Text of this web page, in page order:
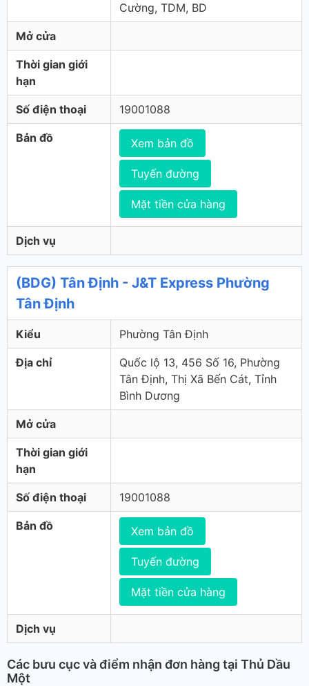
Cường, TDM, BD
Mở cửa
Thời gian giới
hạn
Số điện thoại 19001088
Bản đồ Xem bản đồ
Tuyến đường
Mặt tiền cửa hàng
Dịch vụ
(BDG) Tân Định - J&T Express Phường
Tân Định
Kiểu Phường Tân Định
Địa chỉ
Quốc lộ 13, 456 Số 16, Phường
Tân Định, Thị Xã Bến Cát, Tỉnh
Bình Dương
Mở cửa
Thời gian giới
hạn
Số điện thoại 19001088
Bản đồ Xem bản đồ
Tuyến đường
Mặt tiền cửa hàng
Dịch vụ
Các bưu cục và điểm nhận đơn hàng tại Thủ Dầu
Một